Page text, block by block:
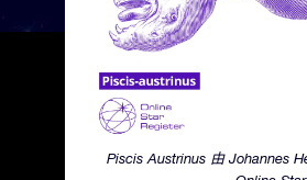
Piscis Austrinus 由 Johannes